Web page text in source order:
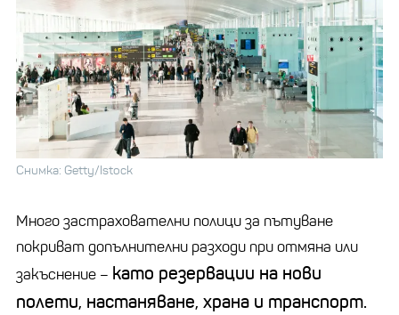
Снимка: Getty/Istock
Много застрахователни полици за пътуване
покриват допълнителни разходи при отмяна или
закъснение – като резервации на нови
полети, настаняване, храна и транспорт.